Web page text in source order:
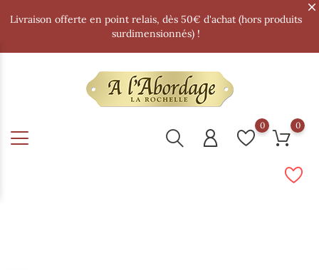
Livraison offerte en point relais, dès 50€ d'achat (hors produits
surdimensionnés) !
0 0